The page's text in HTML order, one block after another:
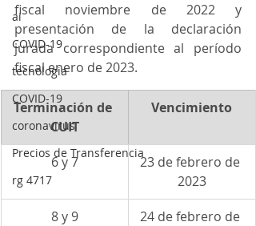
ai
COVID-19
tecnologia
COVID-19
coronavirus
Precios de Transferencia
rg 4717
fiscal noviembre de 2022 y
presentación de la declaración
jurada correspondiente al período
fiscal enero de 2023.
Terminación de
CUIT
Vencimiento
6 y 7
23 de febrero de
2023
8 y 9
24 de febrero de